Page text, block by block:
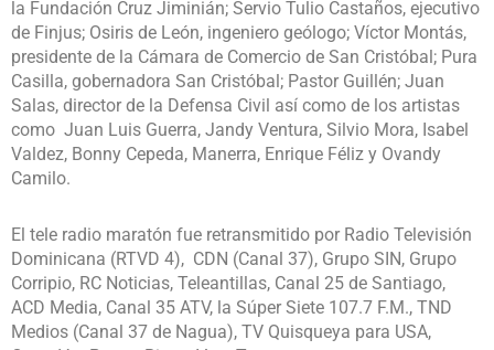
la Fundación Cruz Jiminián; Servio Tulio Castaños, ejecutivo
de Finjus; Osiris de León, ingeniero geólogo; Víctor Montás,
presidente de la Cámara de Comercio de San Cristóbal; Pura
Casilla, gobernadora San Cristóbal; Pastor Guillén; Juan
Salas, director de la Defensa Civil así como de los artistas
como Juan Luis Guerra, Jandy Ventura, Silvio Mora, Isabel
Valdez, Bonny Cepeda, Manerra, Enrique Féliz y Ovandy
Camilo.
El tele radio maratón fue retransmitido por Radio Televisión
Dominicana (RTVD 4), CDN (Canal 37), Grupo SIN, Grupo
Corripio, RC Noticias, Teleantillas, Canal 25 de Santiago,
ACD Media, Canal 35 ATV, la Súper Siete 107.7 F.M., TND
Medios (Canal 37 de Nagua), TV Quisqueya para USA,